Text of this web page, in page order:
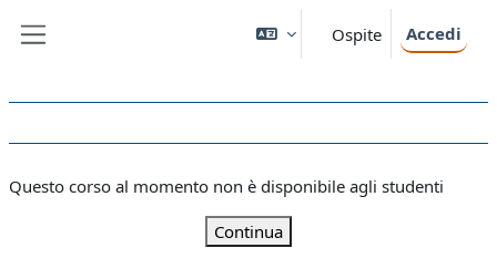
Ospite Accedi
Questo corso al momento non è disponibile agli studenti
Continua